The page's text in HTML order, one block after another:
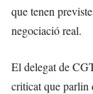
que tenen
negociació real.
El delegat de
criticat que parlin